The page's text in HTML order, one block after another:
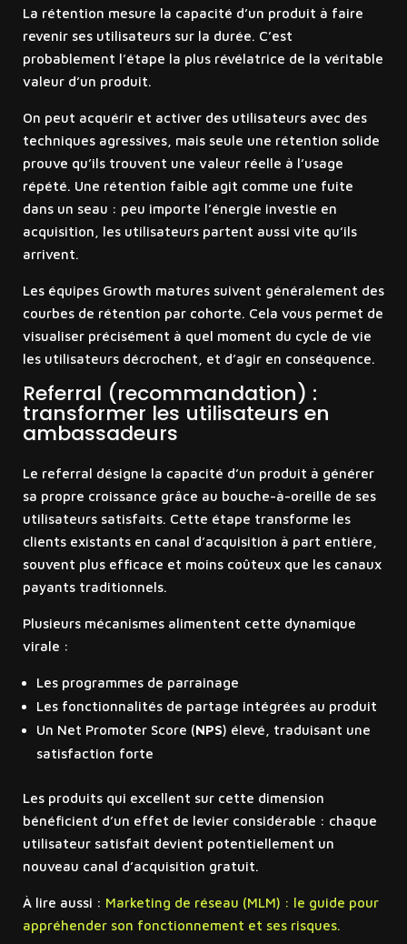
La rétention mesure la capacité d’un produit à faire
revenir ses utilisateurs sur la durée. C’est
probablement l’étape la plus révélatrice de la véritable
valeur d’un produit.
On peut acquérir et activer des utilisateurs avec des
techniques agressives, mais seule une rétention solide
prouve qu’ils trouvent une valeur réelle à l’usage
répété. Une rétention faible agit comme une fuite
dans un seau : peu importe l’énergie investie en
acquisition, les utilisateurs partent aussi vite qu’ils
arrivent.
Les équipes Growth matures suivent généralement des
courbes de rétention par cohorte. Cela vous permet de
visualiser précisément à quel moment du cycle de vie
les utilisateurs décrochent, et d’agir en conséquence.
Referral (recommandation) :
transformer les utilisateurs en
ambassadeurs
Le referral désigne la capacité d’un produit à générer
sa propre croissance grâce au bouche-à-oreille de ses
utilisateurs satisfaits. Cette étape transforme les
clients existants en canal d’acquisition à part entière,
souvent plus efficace et moins coûteux que les canaux
payants traditionnels.
Plusieurs mécanismes alimentent cette dynamique
virale :
Les programmes de parrainage
Les fonctionnalités de partage intégrées au produit
Un Net Promoter Score (NPS) élevé, traduisant une
satisfaction forte
Les produits qui excellent sur cette dimension
bénéficient d’un effet de levier considérable : chaque
utilisateur satisfait devient potentiellement un
nouveau canal d’acquisition gratuit.
À lire aussi : Marketing de réseau (MLM) : le guide pour
appréhender son fonctionnement et ses risques.